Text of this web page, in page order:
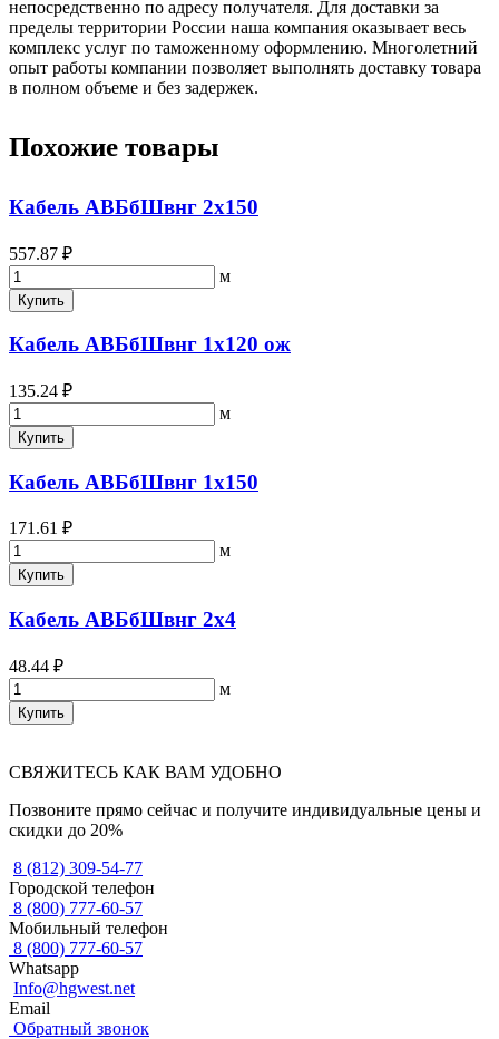
непосредственно по адресу получателя. Для доставки за
пределы территории России наша компания оказывает весь
комплекс услуг по таможенному оформлению. Многолетний
опыт работы компании позволяет выполнять доставку товара
в полном объеме и без задержек.
Похожие товары
Кабель АВБбШвнг 2х150
557.87 ₽
м
Купить
Кабель АВБбШвнг 1х120 ож
135.24 ₽
м
Купить
Кабель АВБбШвнг 1х150
171.61 ₽
м
Купить
Кабель АВБбШвнг 2х4
48.44 ₽
м
Купить
СВЯЖИТЕСЬ КАК ВАМ УДОБНО
Позвоните прямо сейчас и получите индивидуальные цены и
скидки до 20%
8 (812) 309-54-77
Городской телефон
8 (800) 777-60-57
Мобильный телефон
8 (800) 777-60-57
Whatsapp
Info@hgwest.net
Email
Обратный звонок